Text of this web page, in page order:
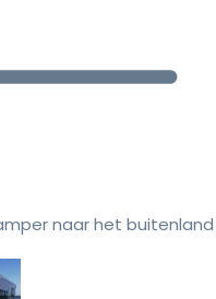
naar het buitenland